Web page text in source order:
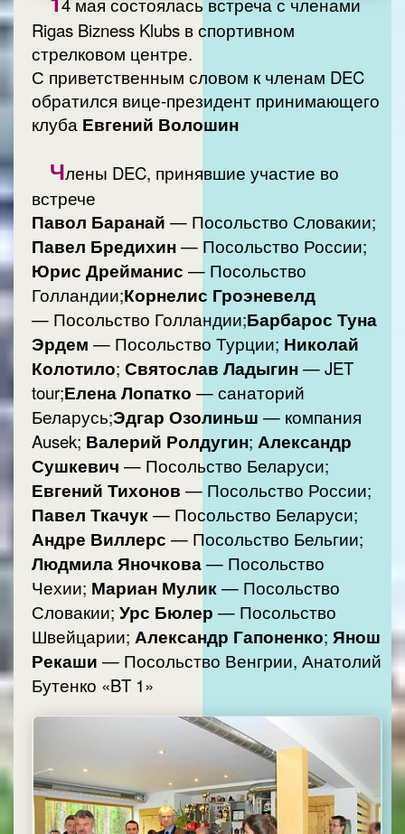
4 мая состоялась встреча с членами
Rigas Bizness Klubs в спортивном
стрелковом центре.
С приветственным словом к членам DEC
обратился вице-президент принимающего
клуба Евгений Волошин
Члены DEC, принявшие участие во
встрече
Павол Баранай — Посольство Словакии;
Павел Бредихин— Посольство России;
Юрис Дрейманис — Посольство
Голландии;Корнелис Гроэневелд
— Посольство Голландии;Барбарос Туна
Эрдем — Посольство Турции; Николай
Колотило; Святослав Ладыгин— JET
tour;Елена Лопатко — санаторий
Беларусь;Эдгар Озолиньш — компания
Ausek; Валерий Ролдугин; Александр
Сушкевич — Посольство Беларуси;
Евгений Тихонов — Посольство России;
Павел Ткачук— Посольство Беларуси;
Андре Виллерс — Посольство Бельгии;
Людмила Яночкова— Посольство
Чехии; Мариан Мулик— Посольство
Словакии; Урс Бюлер — Посольство
Швейцарии; Александр Гапоненко; Янош
Рекаши — Посольство Венгрии, Анатолий
Бутенко «BT 1»